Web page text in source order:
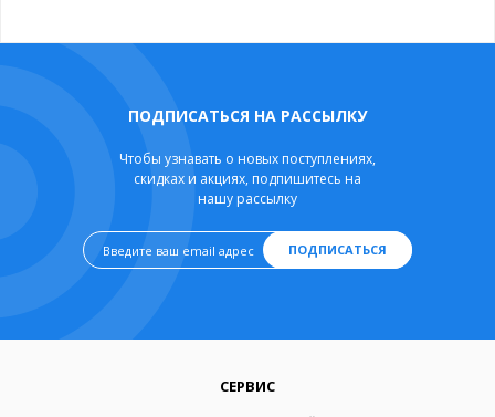
ПОДПИСАТЬСЯ НА РАССЫЛКУ
Чтобы узнавать о новых поступлениях,
скидках и акциях, подпишитесь на
нашу рассылку
ПОДПИСАТЬСЯ
СЕРВИС